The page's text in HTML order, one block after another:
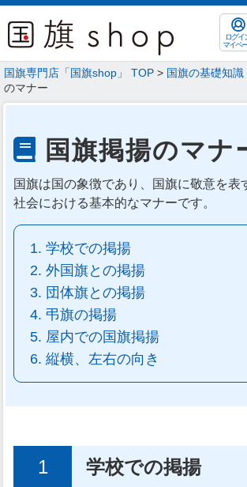
ログイ
マイペ
国旗専門店「国旗shop」 TOP > 国旗の基礎知識
のマナー
国旗掲揚のマナ
国旗は国の象徴であり、国旗に敬意を表
社会における基本的なマナーです。
学校での掲揚
外国旗との掲揚
団体旗との掲揚
弔旗の掲揚
屋内での国旗掲揚
縦横、左右の向き
1 学校での掲揚